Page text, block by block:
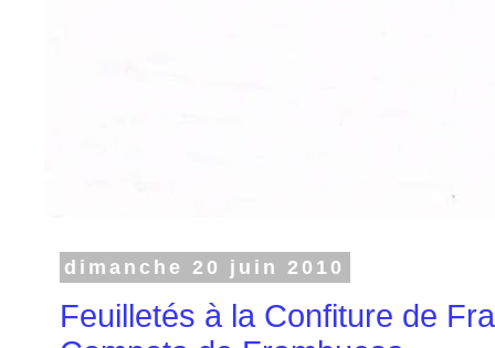
dimanche 20 juin 2010
Feuilletés à la Confiture de